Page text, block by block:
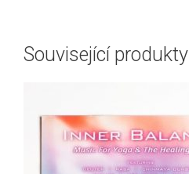
Související produkty